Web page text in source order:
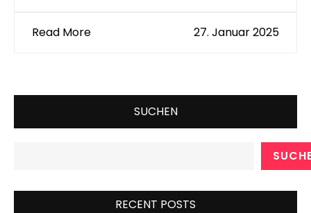
Read More 27. Januar 2025
SUCHEN
RECENT POSTS